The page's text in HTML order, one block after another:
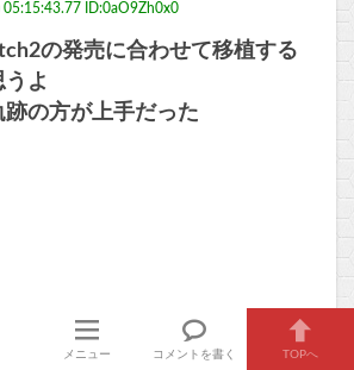
ID:0aO9Zh0x0
の発売に合わせて移植する
よ
の方が上手だった
メニュー コメントを書く TOPへ